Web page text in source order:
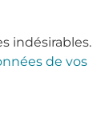
indésirables.
de vos